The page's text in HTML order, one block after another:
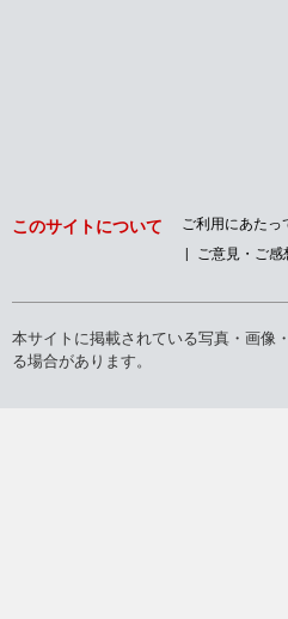
このサイトについて ご利用にあたっ
ご意見・ご感
本サイトに掲載されている写真・画像
る場合があります。